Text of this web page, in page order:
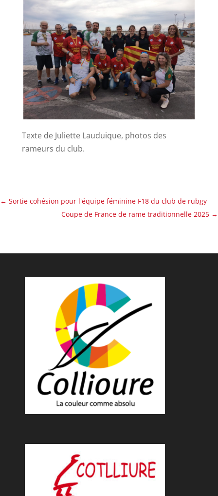
Texte de Juliette Lauduique, photos des
rameurs du club.
← Sortie cohésion pour l'équipe féminine F18 du club de rubgy
Coupe de France de rame traditionnelle 2025 →